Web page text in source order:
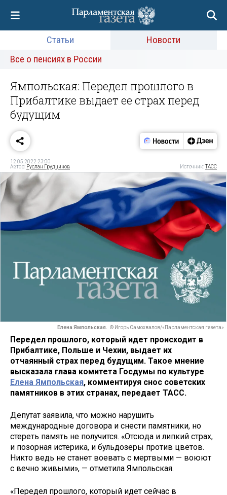
Статьи
Новости
Все о пенсиях в России
Ямпольская: Передел прошлого в
Прибалтике выдает ее страх перед
будущим
12.05.2022 23:00
Автор: Руслан Грудцинов Источник:ТАСС
Елена Ямпольская. © Игорь Самохвалов/«Парламентская газета»
Передел прошлого, который идет происходит в
Прибалтике, Польше и Чехии, выдает их
отчаянный страх перед будущим. Такое мнение
высказала глава комитета Госдумы по культуре
Елена Ямпольская, комментируя снос советских
памятников в этих странах, передает ТАСС.
Депутат заявила, что можно нарушить
международные договора и снести памятники, но
стереть память не получится. «Отсюда и липкий страх,
и позорная истерика, и бульдозеры против цветов.
Никто ведь не станет воевать с мертвыми — воюют
с вечно живыми», — отметила Ямпольская.
«Передел прошлого, который идет сейчас в